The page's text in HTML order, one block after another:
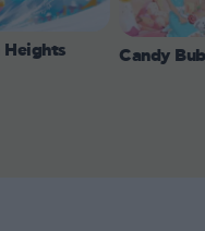
Candy